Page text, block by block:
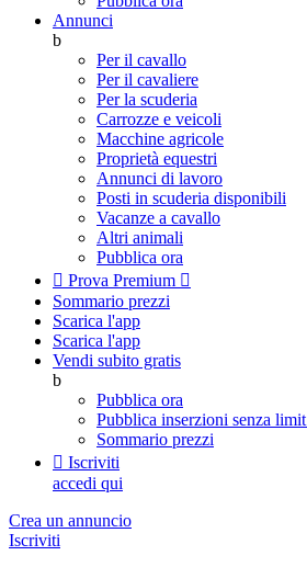
Annunci
b
Per il cavallo
Per il cavaliere
Per la scuderia
Carrozze e veicoli
Macchine agricole
Proprietà equestri
Annunci di lavoro
Posti in scuderia disponibili
Vacanze a cavallo
Altri animali
Pubblica ora
 Prova Premium 
Sommario prezzi
Scarica l'app
Scarica l'app
Vendi subito gratis
b
Pubblica ora
Pubblica inserzioni senza limit
Sommario prezzi
 Iscriviti
accedi qui
Crea un annuncio
Iscriviti